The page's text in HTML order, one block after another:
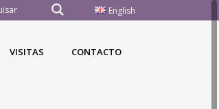
English
VISITAS CONTACTO